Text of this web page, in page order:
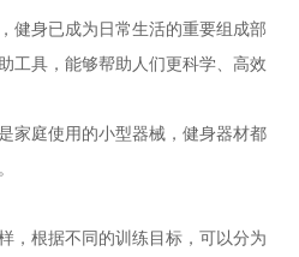
健身已成为日常生活的重要组成部
工具，能够帮助人们更科学、高效
家庭使用的小型器械，健身器材都
，根据不同的训练目标，可以分为